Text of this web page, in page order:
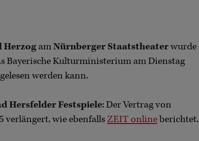
HerzogamNürnberger Staatstheaterwurde
Bayerische Kulturministerium am Dienstag
werden kann.
Hersfelder Festspiele: Der Vertrag von
verlängert, wie ebenfallsZEIT onlineberichtet.